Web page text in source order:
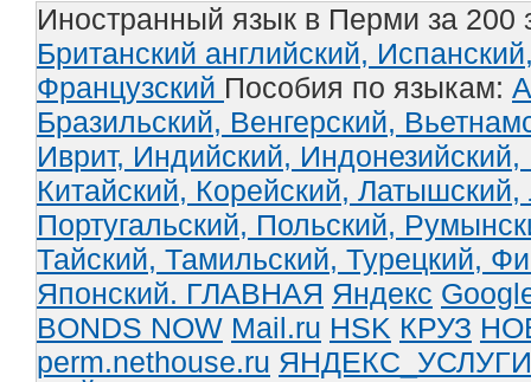
Иностранный язык в Перми за 200
Британский английский,
Французский Пособия по языкам:
Бразильский, Венгерский,
Иврит, Индийский, Индонезийский,
Китайский, Корейский, Латышский,
Португальский, Польский,
Тайский, Тамильский, Турецкий,
Японский. ГЛАВНАЯ Яндекс
BONDS NOW Mail.ru HSK КРУЗ
perm.nethouse.ru ЯНДЕКС_УСЛУГИ